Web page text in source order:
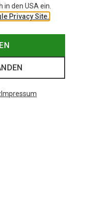
den USA ein.
Privacy Site.
Impressum